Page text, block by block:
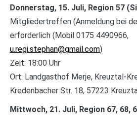
Donnerstag, 15. Juli, Region 57
Mitgliedertreffen (Anmeldung bei
erforderlich (Mobil 0175 4490966,
u.regi.stephan@gmail.com)
Zeit: 18:00 Uhr
Ort: Landgasthof Merje, Kreuztal-
Kredenbacher Str. 18, 57223
Mittwoch, 21. Juli, Region 67, 68,